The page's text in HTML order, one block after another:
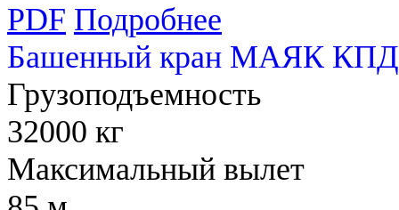
PDF Подробнее
Башенный кран МАЯК КПД
Грузоподъемность
32000 кг
Максимальный вылет